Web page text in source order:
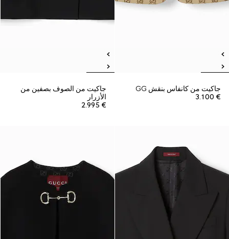
جاكيت من كانفاس بنقش GG
€ 3.100
جاكيت من الصوف بصفين من
الأزرار
€ 2.995